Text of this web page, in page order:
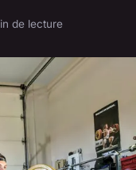
de lecture